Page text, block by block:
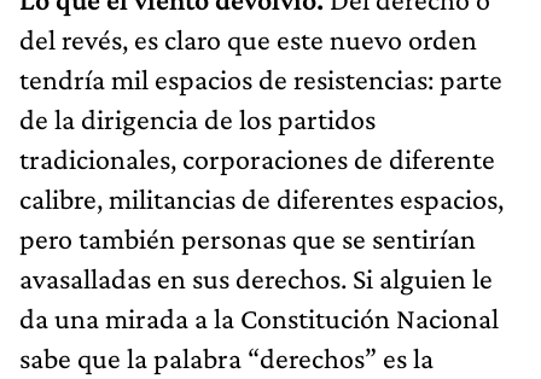
del revés, es claro que este nuevo orden
tendría mil espacios de resistencias: parte
de la dirigencia de los partidos
tradicionales, corporaciones de diferente
calibre, militancias de diferentes espacios,
pero también personas que se sentirían
avasalladas en sus derechos. Si alguien le
da una mirada a la Constitución Nacional
sabe que la palabra “derechos” es la